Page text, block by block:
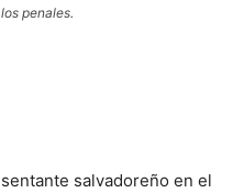
penales.
salvadoreño en el